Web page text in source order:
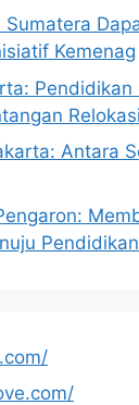
Kemenag
Pendidikan
Antara